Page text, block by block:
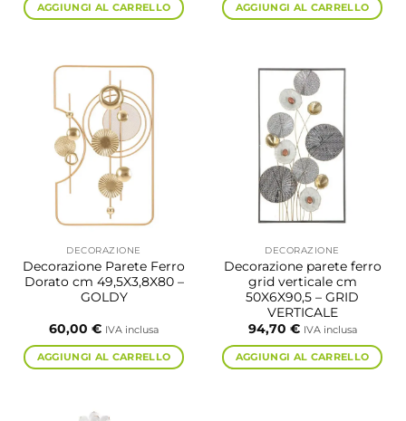
AGGIUNGI AL CARRELLO AGGIUNGI AL CARRELLO
DECORAZIONE
Decorazione Parete Ferro
Dorato cm 49,5X3,8X80 –
GOLDY
60,00 € IVA inclusa
AGGIUNGI AL CARRELLO
DECORAZIONE
Decorazione parete ferro
grid verticale cm
50X6X90,5 – GRID
VERTICALE
94,70 € IVA inclusa
AGGIUNGI AL CARRELLO